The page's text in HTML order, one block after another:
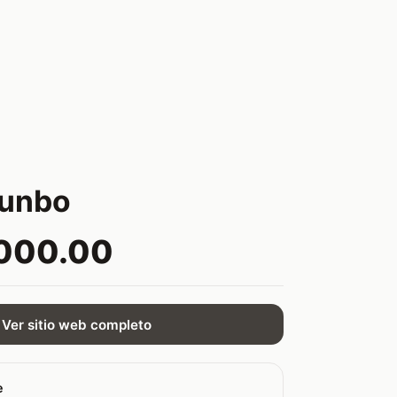
Ver sitio web completo